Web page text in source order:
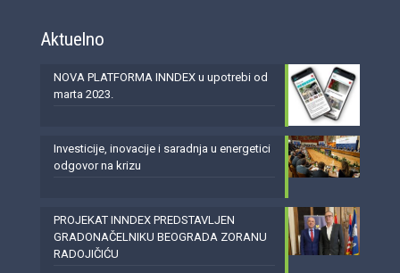
Aktuelno
NOVA PLATFORMA INNDEX u upotrebi od
marta 2023.
Investicije, inovacije i saradnja u energetici
odgovor na krizu
PROJEKAT INNDEX PREDSTAVLJEN
GRADONAČELNIKU BEOGRADA ZORANU
RADOJIČIĆU